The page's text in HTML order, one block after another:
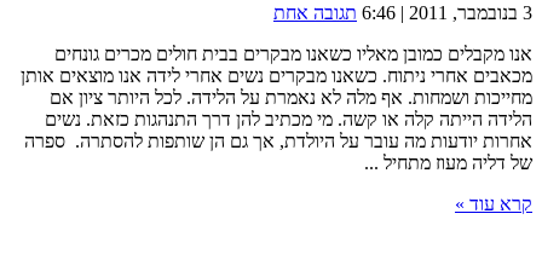
3 בנובמבר, 2011 | 6:46
תגובה אחת
אנו מקבלים כמובן מאליו כשאנו מבקרים בבית חולים מכרים גונחים
מכאבים אחרי ניתוח. כשאנו מבקרים נשים אחרי לידה אנו מוצאים אותן
מחייכות ושמחות. אף מלה לא נאמרת על הלידה. לכל היותר ציון אם
הלידה הייתה קלה או קשה. מי מכתיב להן דרך התנהגות כזאת. נשים
אחרות יודעות מה עובר על היולדת, אך גם הן שותפות להסתרה. ספרה
של דליה מעוז מתחיל ...
קרא עוד »